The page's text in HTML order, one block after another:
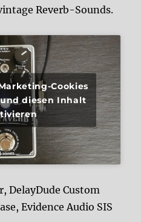
Reverb-Sounds.
Cookies
diesen Inhalt
DelayDude Custom
Evidence Audio SIS